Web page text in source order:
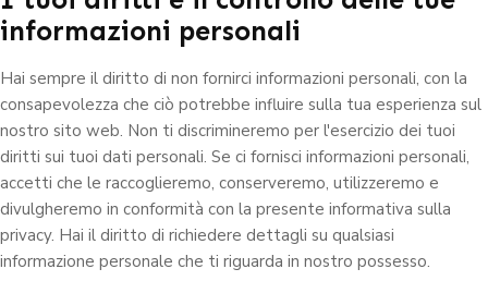
informazioni personali
Hai sempre il diritto di non fornirci informazioni personali, con la
consapevolezza che ciò potrebbe influire sulla tua esperienza sul
nostro sito web. Non ti discrimineremo per l'esercizio dei tuoi
diritti sui tuoi dati personali. Se ci fornisci informazioni personali,
accetti che le raccoglieremo, conserveremo, utilizzeremo e
divulgheremo in conformità con la presente informativa sulla
privacy. Hai il diritto di richiedere dettagli su qualsiasi
informazione personale che ti riguarda in nostro possesso.